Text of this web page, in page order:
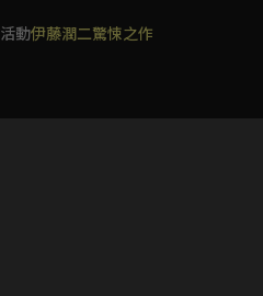
活動伊藤潤二驚悚之作